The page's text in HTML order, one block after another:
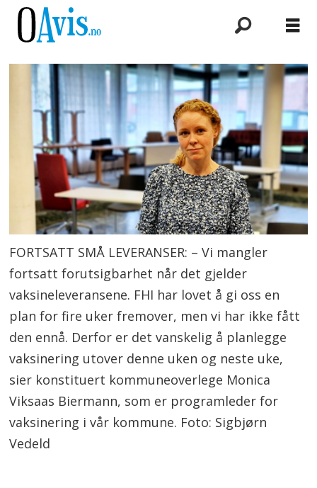
FORTSATT SMÅ LEVERANSER: – Vi mangler
fortsatt forutsigbarhet når det gjelder
vaksineleveransene. FHI har lovet å gi oss en
plan for fire uker fremover, men vi har ikke fått
den ennå. Derfor er det vanskelig å planlegge
vaksinering utover denne uken og neste uke,
sier konstituert kommuneoverlege Monica
Viksaas Biermann, som er programleder for
vaksinering i vår kommune. Foto: Sigbjørn
Vedeld